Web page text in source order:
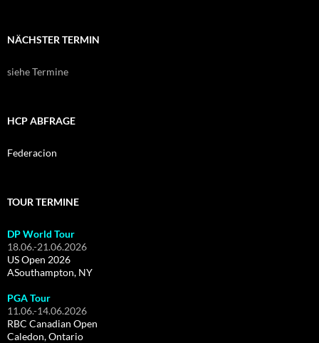
NÄCHSTER TERMIN
siehe Termine
HCP ABFRAGE
Federacion
TOUR TERMINE
DP World Tour
18.06.-21.06.2026
US Open 2026
ASouthampton, NY
PGA Tour
11.06.-14.06.2026
RBC Canadian Open
Caledon, Ontario